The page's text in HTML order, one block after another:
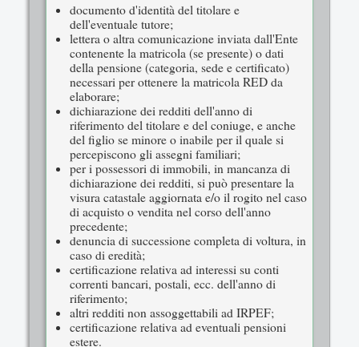
documento d'identità del titolare e
dell'eventuale tutore;
lettera o altra comunicazione inviata dall'Ente
contenente la matricola (se presente) o dati
della pensione (categoria, sede e certificato)
necessari per ottenere la matricola RED da
elaborare;
dichiarazione dei redditi dell'anno di
riferimento del titolare e del coniuge, e anche
del figlio se minore o inabile per il quale si
percepiscono gli assegni familiari;
per i possessori di immobili, in mancanza di
dichiarazione dei redditi, si può presentare la
visura catastale aggiornata e/o il rogito nel caso
di acquisto o vendita nel corso dell'anno
precedente;
denuncia di successione completa di voltura, in
caso di eredità;
certificazione relativa ad interessi su conti
correnti bancari, postali, ecc. dell'anno di
riferimento;
altri redditi non assoggettabili ad IRPEF;
certificazione relativa ad eventuali pensioni
estere.